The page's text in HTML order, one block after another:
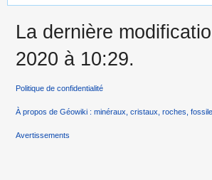
La dernière
2020 à 10:29.
Politique de confidentialité
À propos de Géowiki : minéraux, cristaux, roches,
Avertissements